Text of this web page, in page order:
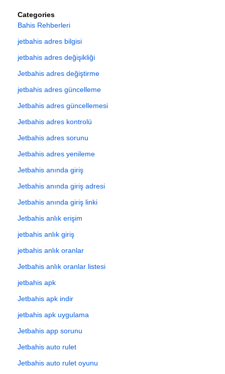
Categories
Bahis Rehberleri
jetbahis adres bilgisi
jetbahis adres değişikliği
Jetbahis adres değiştirme
jetbahis adres güncelleme
Jetbahis adres güncellemesi
Jetbahis adres kontrolü
Jetbahis adres sorunu
Jetbahis adres yenileme
Jetbahis anında giriş
Jetbahis anında giriş adresi
Jetbahis anında giriş linki
Jetbahis anlık erişim
jetbahis anlık giriş
jetbahis anlık oranlar
Jetbahis anlık oranlar listesi
jetbahis apk
Jetbahis apk indir
jetbahis apk uygulama
Jetbahis app sorunu
Jetbahis auto rulet
Jetbahis auto rulet oyunu